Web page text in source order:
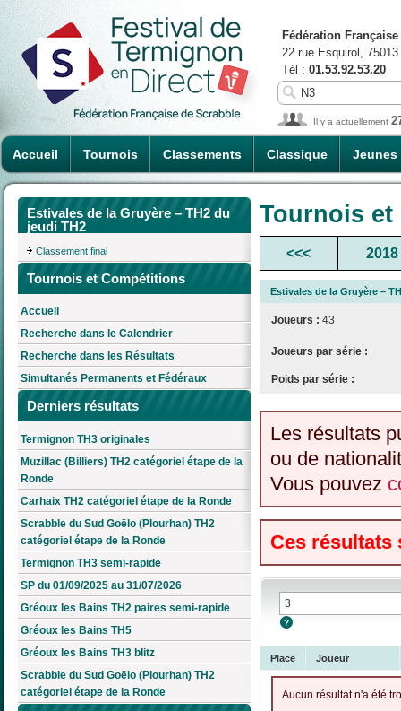
Accueil Tournois Classements Classique Jeunes
Fédération
22 rue Esquirol,
Tél : 01.53.92.53.20
Il y a actuellement
Estivales de la Gruyère – TH2 du
jeudi TH2
Classement final
Tournois et Compétitions
Accueil
Recherche dans le Calendrier
Recherche dans les Résultats
Simultanés Permanents et Fédéraux
Derniers résultats
Termignon TH3 originales
Muzillac (Billiers) TH2 catégoriel étape de la
Ronde
Carhaix TH2 catégoriel étape de la Ronde
Scrabble du Sud Goëlo (Plourhan) TH2
catégoriel étape de la Ronde
Termignon TH3 semi-rapide
SP du 01/09/2025 au 31/07/2026
Gréoux les Bains TH2 paires semi-rapide
Gréoux les Bains TH5
Gréoux les Bains TH3 blitz
Scrabble du Sud Goëlo (Plourhan) TH2
catégoriel étape de la Ronde
Tournois
<<< 2018
Estivales de la Gruyère –
Joueurs : 43
Joueurs par série :
Poids par série :
Les résultats
ou de
Vous pouvez
Ces résultats
Place Joueur
Aucun résultat n'a été